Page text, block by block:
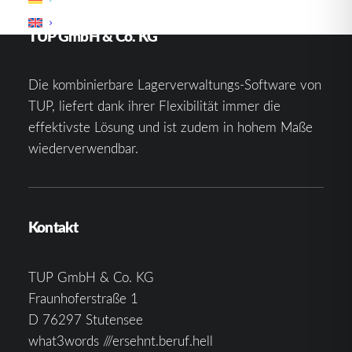
TUP GmbH & Co. KG
Die kombinierbare Lagerverwaltungs-Software von
TUP, liefert dank ihrer Flexibilität immer die
effektivste Lösung und ist zudem in hohem Maße
wiederverwendbar.
Kontakt
TUP GmbH & Co. KG
Fraunhoferstraße 1
D 76297 Stutensee
what3words ///ersehnt.beruf.hell